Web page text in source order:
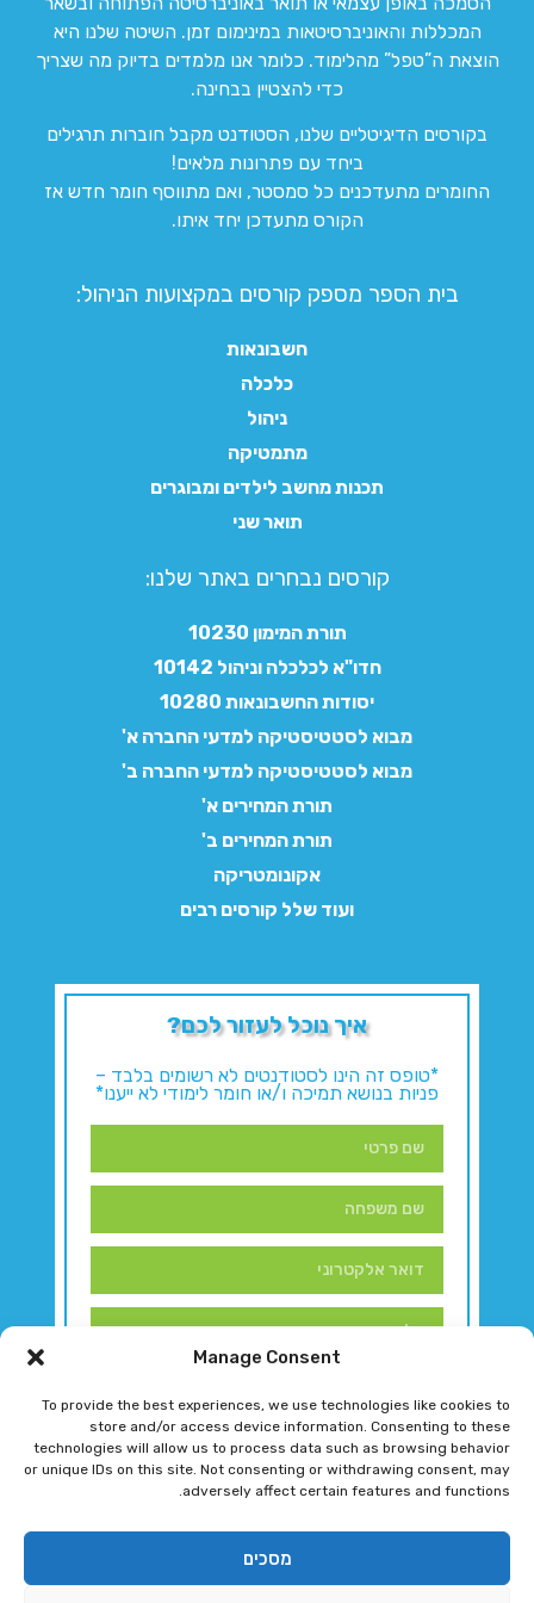
Manage Consent
To provide the best experiences, we use technologies like cookies to
store and/or access device information. Consenting to these
technologies will allow us to process data such as browsing behavior
or unique IDs on this site. Not consenting or withdrawing consent, may
adversely affect certain features and functions.
מסכים
המכללות והאוניברסיטאות במינימום זמן. השיטה שלנו היא
הוצאת ה”טפל” מהלימוד. כלומר אנו מלמדים בדיוק מה שצריך
כדי להצטיין בבחינה.
בקורסים הדיגיטליים שלנו, הסטודנט מקבל חוברות תרגילים
ביחד עם פתרונות מלאים!
החומרים מתעדכנים כל סמסטר, ואם מתווסף חומר חדש אז
הקורס מתעדכן יחד איתו.
בית הספר מספק קורסים במקצועות הניהול:
חשבונאות
כלכלה
ניהול
מתמטיקה
תכנות מחשב לילדים ומבוגרים
תואר שני
קורסים נבחרים באתר שלנו:​
תורת המימון 10230
חדו"א לכלכלה וניהול 10142
יסודות החשבונאות 10280
מבוא לסטטיסטיקה למדעי החברה א'
מבוא לסטטיסטיקה למדעי החברה ב'
תורת המחירים א'
תורת המחירים ב'
אקונומטריקה
ועוד שלל קורסים רבים
איך נוכל לעזור לכם?
*טופס זה הינו לסטודנטים לא רשומים בלבד –
פניות בנושא תמיכה ו/או חומר לימודי לא ייענו*